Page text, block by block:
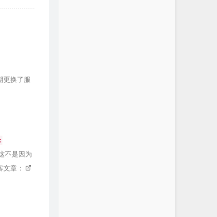
更换了服
不是因为
章：